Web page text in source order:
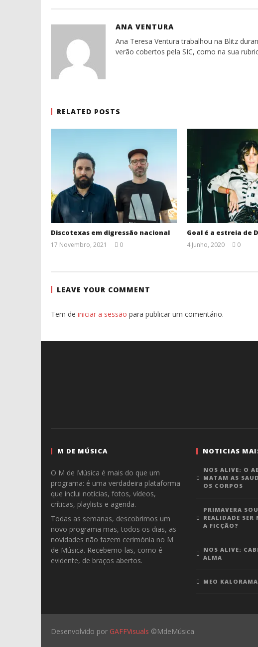
ANA VENTURA
Ana Teresa Ventura trabalhou na Blitz
verão cobertos pela SIC, como na sua
RELATED POSTS
Discotexas em digressão nacional
17 Novembro, 2021
0
Goal é a estreia de
4 Junho, 2020
0
LEAVE YOUR COMMENT
Tem de iniciar a sessão para publicar um comentário.
M DE MÚSICA
O M de Música é mais do que um
programa: é uma verdadeira plataforma
que inclui notícias, fotos, vídeos,
críticas, playlists e agenda.
Todas as semanas, descobrimos um
novo programa mas, todos os dias, as
novidades não fazem cerimónia no M
de Música. Recebemo-las, como é
evidente, de braços abertos.
NOTICIAS
NOS ALIVE: O
MATAM AS
OS CORPOS
PRIMAVERA
REALIDADE
A FICÇÃO?
NOS ALIVE:
ALMA
MEO
Desenvolvido por GAFFVisuals ©MdeMúsica